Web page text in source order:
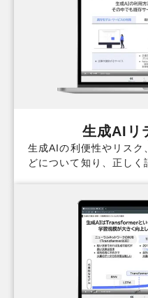
生成AIリ
生成AIの利便性やリスク
どについて知り、正しく